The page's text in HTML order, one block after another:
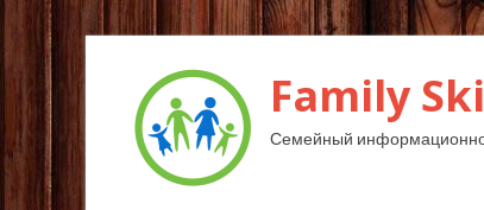
Family
Семейный информационно